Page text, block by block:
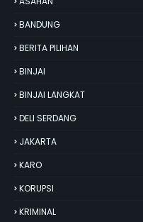
BANDUNG
BERITA PILIHAN
BINJAI
BINJAI LANGKAT
DELI SERDANG
JAKARTA
KARO
KORUPSI
KRIMINAL